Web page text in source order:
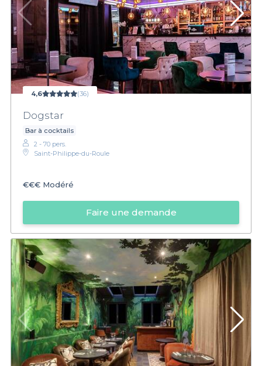
4,6 (36)
Dogstar
Bar à cocktails
2 - 70 pers.
Saint-Philippe-du-Roule
€€€ Modéré
Faire une demande